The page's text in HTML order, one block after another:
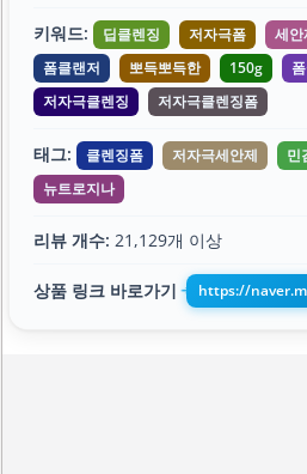
키워드: 딥클렌징 저자극폼 세안
폼클랜저
뽀득뽀득한 150g
저자극클렌징
저자극클렌징폼
태그: 클렌징폼 저자극세안제 민
뉴트로지나
리뷰 개수: 21,129개 이상
상품 링크 바로가기 ➔ https://